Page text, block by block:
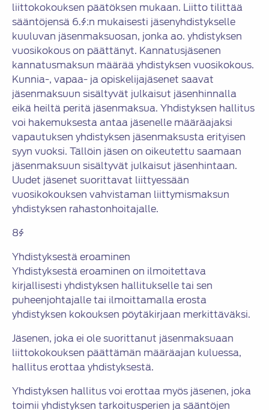
liittokokouksen päätöksen mukaan. Liitto tilittää
sääntöjensä 6.§:n mukaisesti jäsenyhdistykselle
kuuluvan jäsenmaksuosan, jonka ao. yhdistyksen
vuosikokous on päättänyt. Kannatusjäsenen
kannatusmaksun määrää yhdistyksen vuosikokous.
Kunnia-, vapaa- ja opiskelijajäsenet saavat
jäsenmaksuun sisältyvät julkaisut jäsenhinnalla
eikä heiltä peritä jäsenmaksua. Yhdistyksen hallitus
voi hakemuksesta antaa jäsenelle määräajaksi
vapautuksen yhdistyksen jäsenmaksusta erityisen
syyn vuoksi. Tällöin jäsen on oikeutettu saamaan
jäsenmaksuun sisältyvät julkaisut jäsenhintaan.
Uudet jäsenet suorittavat liittyessään
vuosikokouksen vahvistaman liittymismaksun
yhdistyksen rahastonhoitajalle.
8§
Yhdistyksestä eroaminen
Yhdistyksestä eroaminen on ilmoitettava
kirjallisesti yhdistyksen hallitukselle tai sen
puheenjohtajalle tai ilmoittamalla erosta
yhdistyksen kokouksen pöytäkirjaan merkittäväksi.
Jäsenen, joka ei ole suorittanut jäsenmaksuaan
liittokokouksen päättämän määräajan kuluessa,
hallitus erottaa yhdistyksestä.
Yhdistyksen hallitus voi erottaa myös jäsenen, joka
toimii yhdistyksen tarkoitusperien ja sääntöjen